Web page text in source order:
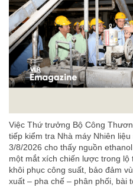
Việc Thứ trưởng Bộ Công
tiếp kiểm tra Nhà máy Nhiên
3/8/2026 cho thấy nguồn
một mắt xích chiến lược trong
khôi phục công suất, bảo đảm
xuất – pha chế – phân phối, bài